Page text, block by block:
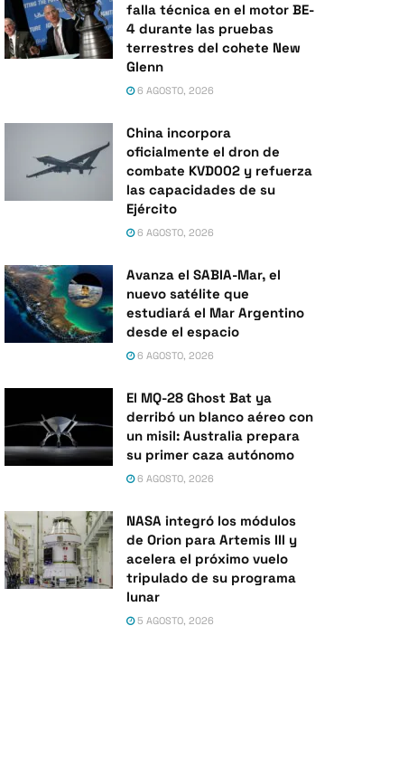
falla técnica en el motor BE-
4 durante las pruebas
terrestres del cohete New
Glenn
6 AGOSTO, 2026
China incorpora
oficialmente el dron de
combate KVD002 y refuerza
las capacidades de su
Ejército
6 AGOSTO, 2026
Avanza el SABIA-Mar, el
nuevo satélite que
estudiará el Mar Argentino
desde el espacio
6 AGOSTO, 2026
El MQ-28 Ghost Bat ya
derribó un blanco aéreo con
un misil: Australia prepara
su primer caza autónomo
6 AGOSTO, 2026
NASA integró los módulos
de Orion para Artemis III y
acelera el próximo vuelo
tripulado de su programa
lunar
5 AGOSTO, 2026